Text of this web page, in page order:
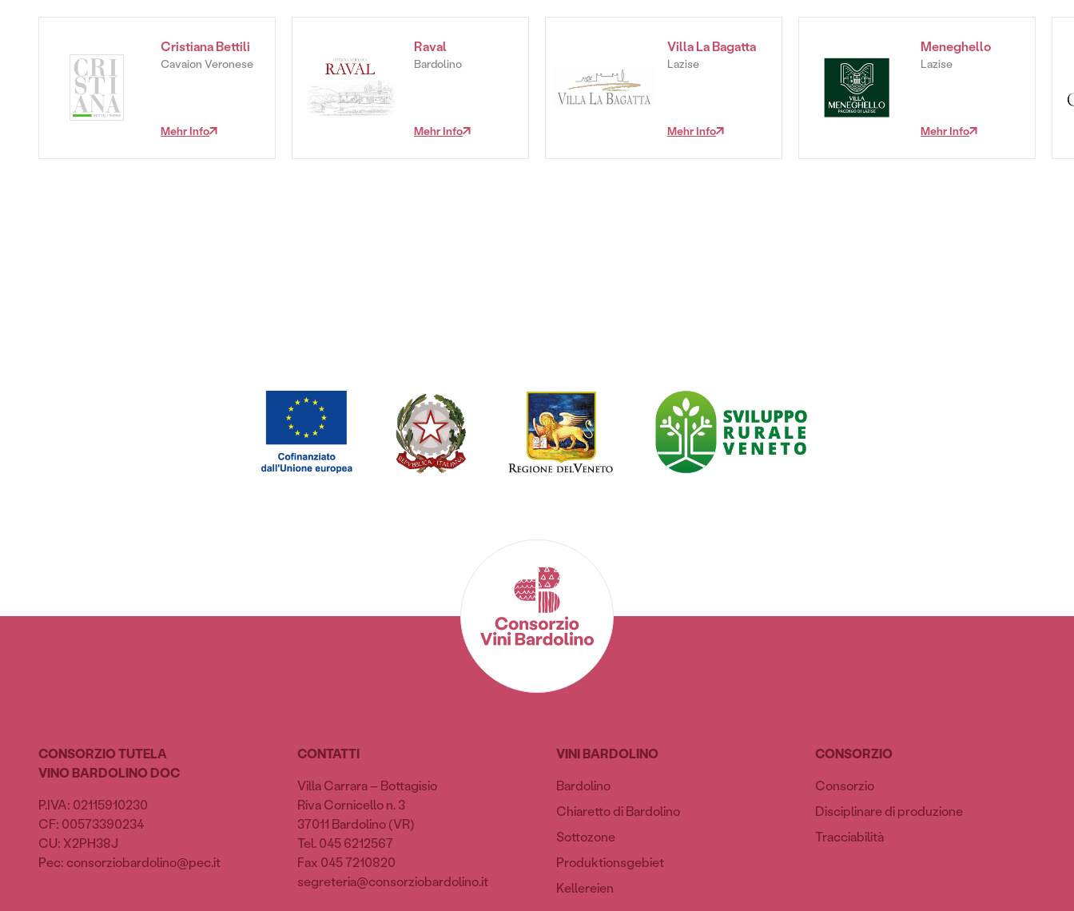
Cristiana Bettili
Cavaion Veronese
Mehr Info
Raval
Bardolino
Mehr Info
Villa La Bagatta
Lazise
Mehr Info
Meneghello
Lazise
Mehr Info
CONSORZIO TUTELA
VINO BARDOLINO DOC
P.IVA: 02115910230
CF: 00573390234
CU: X2PH38J
Pec: consorziobardolino@pec.it
CONTATTI
Villa Carrara – Bottagisio
Riva Cornicello n. 3
37011 Bardolino (VR)
Tel. 045 6212567
Fax 045 7210820
segreteria@consorziobardolino.it
VINI BARDOLINO
Bardolino
Chiaretto di Bardolino
Sottozone
Produktionsgebiet
Kellereien
CONSORZIO
Consorzio
Disciplinare di produzione
Tracciabilità